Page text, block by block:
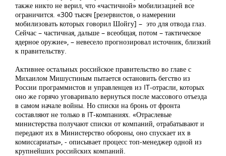
также никто не верил, что «частичной» мобилизацией все
ограничится. «300 тысяч [резервистов, о намерении
мобилизовать которых говорил Шойгу] – это для отвода глаз.
Сейчас – частичная, дальше – всеобщая, потом – тактическое
ядерное оружие», – невесело прогнозировал источник, близкий
к правительству.
Активнее остальных российское правительство во главе с
Михаилом Мишустиным пытается остановить бегство из
России программистов и управленцев из IT-отрасли, которых
оно же горячо уговаривало вернуться после массового отъезда
в самом начале войны. Но списки на бронь от фронта
составляют не только в IT-компаниях. «Отраслевые
министерства получают списки от компаний, отрабатывают и
передают их в Министерство обороны, оно спускает их в
комиссариаты», - описывает процесс топ-менеджер одной из
крупнейших российских компаний.